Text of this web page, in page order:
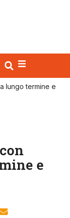
lungo termine e
e